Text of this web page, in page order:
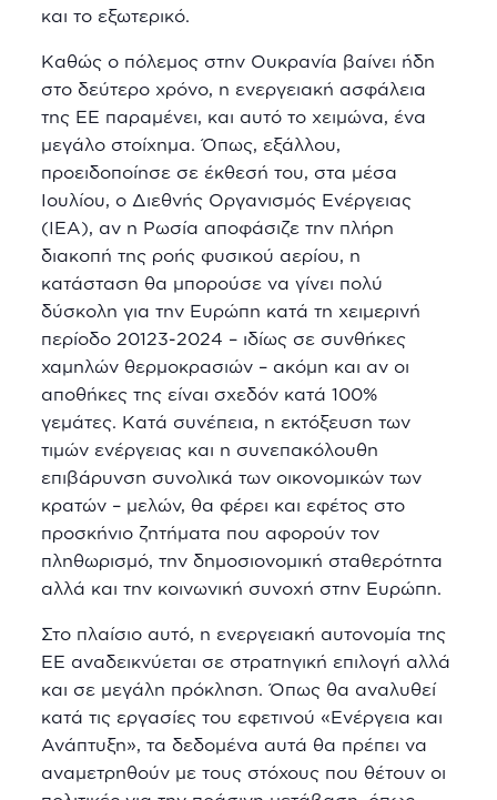
και το εξωτερικό.
Καθώς ο πόλεμος στην Ουκρανία βαίνει ήδη
στο δεύτερο χρόνο, η ενεργειακή ασφάλεια
της ΕΕ παραμένει, και αυτό το χειμώνα, ένα
μεγάλο στοίχημα. Όπως, εξάλλου,
προειδοποίησε σε έκθεσή του, στα μέσα
Ιουλίου, ο Διεθνής Οργανισμός Ενέργειας
(ΙΕΑ), αν η Ρωσία αποφάσιζε την πλήρη
διακοπή της ροής φυσικού αερίου, η
κατάσταση θα μπορούσε να γίνει πολύ
δύσκολη για την Ευρώπη κατά τη χειμερινή
περίοδο 20123-2024 – ιδίως σε συνθήκες
χαμηλών θερμοκρασιών – ακόμη και αν οι
αποθήκες της είναι σχεδόν κατά 100%
γεμάτες. Κατά συνέπεια, η εκτόξευση των
τιμών ενέργειας και η συνεπακόλουθη
επιβάρυνση συνολικά των οικονομικών των
κρατών – μελών, θα φέρει και εφέτος στο
προσκήνιο ζητήματα που αφορούν τον
πληθωρισμό, την δημοσιονομική σταθερότητα
αλλά και την κοινωνική συνοχή στην Ευρώπη.
Στο πλαίσιο αυτό, η ενεργειακή αυτονομία της
ΕΕ αναδεικνύεται σε στρατηγική επιλογή αλλά
και σε μεγάλη πρόκληση. Όπως θα αναλυθεί
κατά τις εργασίες του εφετινού «Ενέργεια και
Ανάπτυξη», τα δεδομένα αυτά θα πρέπει να
αναμετρηθούν με τους στόχους που θέτουν οι